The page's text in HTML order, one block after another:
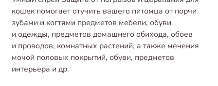
кошек помогает отучить вашего питомца от порчи
зубами и когтями предметов мебели, обуви
и одежды, предметов домашнего обихода, обоев
и проводов, комнатных растений, а также мечения
мочой половых покрытий, обуви, предметов
интерьера и др.